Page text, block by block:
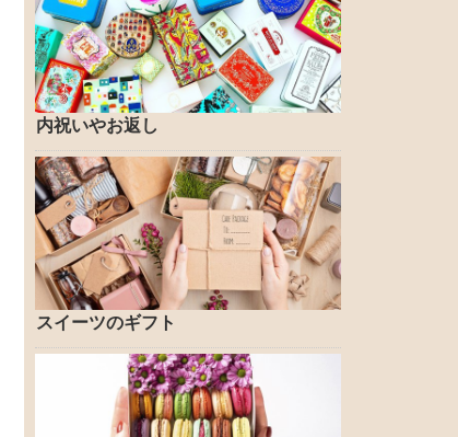
内祝いやお返し
スイーツのギフト